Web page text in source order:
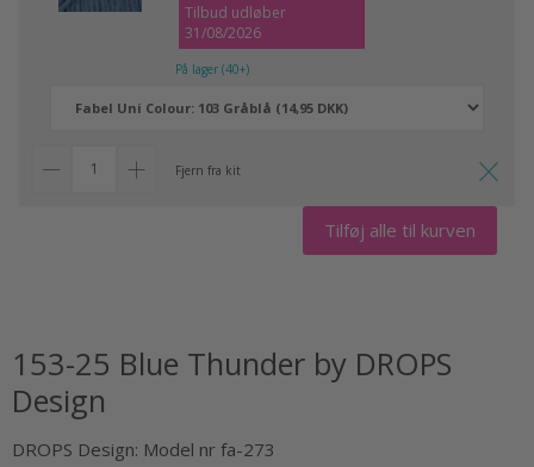
Tilbud udløber
31/08/2026
På lager (40+)
Fjern fra kit
Tilføj alle til kurven
153-25 Blue Thunder by DROPS
Design
DROPS Design: Model nr fa-273